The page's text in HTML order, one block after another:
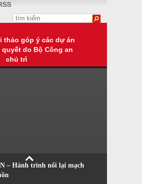
thảo góp ý các dự án
do Bộ Công an
chủ trì
– Hành trình nối lại mạch